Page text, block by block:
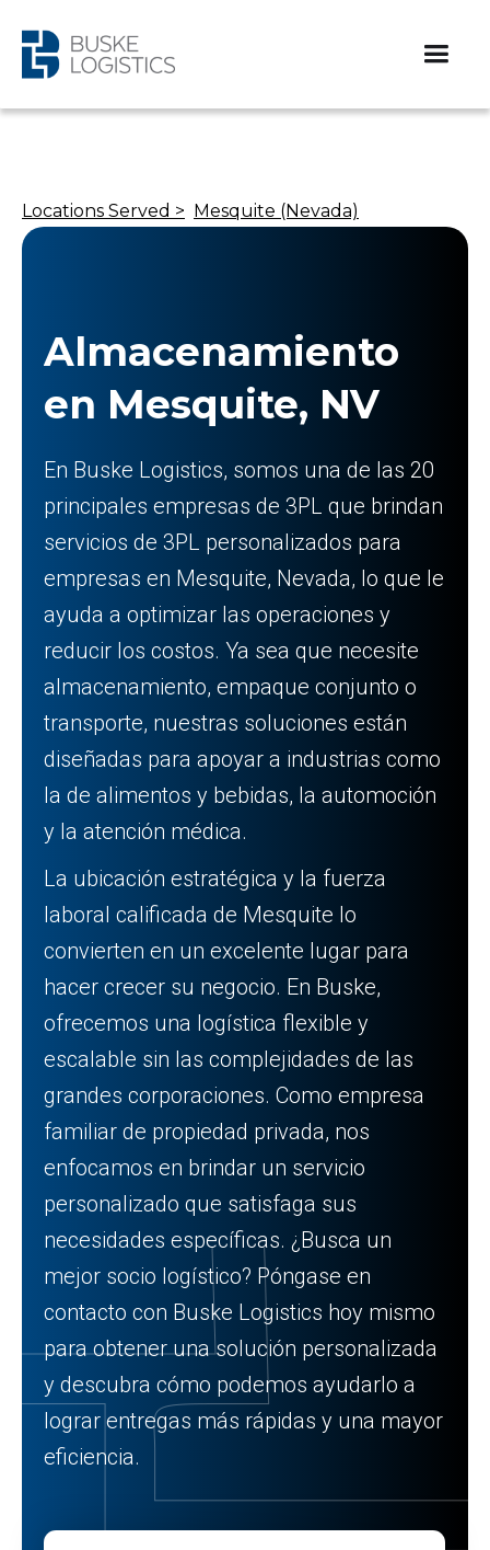
Locations Served > Mesquite (Nevada)
Almacenamiento
en Mesquite, NV
En Buske Logistics, somos una de las 20
principales empresas de 3PL que brindan
servicios de 3PL personalizados para
empresas en Mesquite, Nevada, lo que le
ayuda a optimizar las operaciones y
reducir los costos. Ya sea que necesite
almacenamiento, empaque conjunto o
transporte, nuestras soluciones están
diseñadas para apoyar a industrias como
la de alimentos y bebidas, la automoción
y la atención médica.
La ubicación estratégica y la fuerza
laboral calificada de Mesquite lo
convierten en un excelente lugar para
hacer crecer su negocio. En Buske,
ofrecemos una logística flexible y
escalable sin las complejidades de las
grandes corporaciones. Como empresa
familiar de propiedad privada, nos
enfocamos en brindar un servicio
personalizado que satisfaga sus
necesidades específicas. ¿Busca un
mejor socio logístico? Póngase en
contacto con Buske Logistics hoy mismo
para obtener una solución personalizada
y descubra cómo podemos ayudarlo a
lograr entregas más rápidas y una mayor
eficiencia.